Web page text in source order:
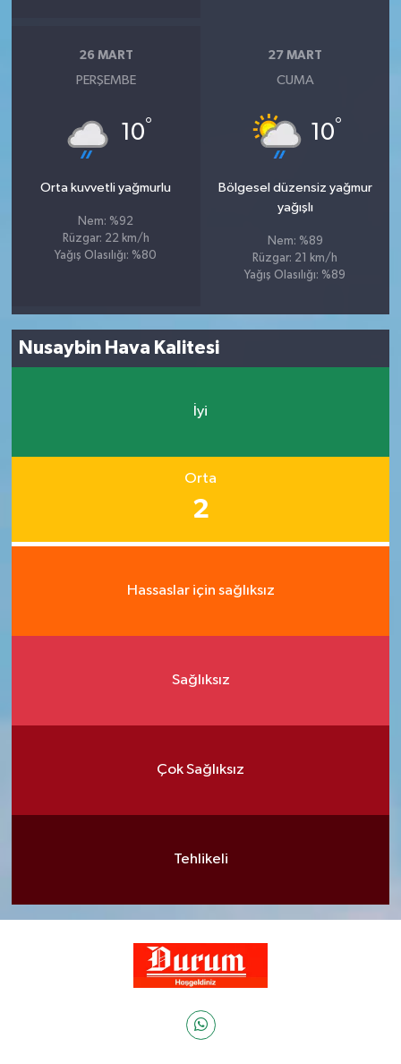
26 MART
PERŞEMBE
10°
Orta kuvvetli yağmurlu
Nem: %92
Rüzgar: 22 km/h
Yağış Olasılığı: %80
27 MART
CUMA
10°
Bölgesel düzensiz yağmur
yağışlı
Nem: %89
Rüzgar: 21 km/h
Yağış Olasılığı: %89
Nusaybin Hava Kalitesi
İyi
Orta
2
Hassaslar için sağlıksız
Sağlıksız
Çok Sağlıksız
Tehlikeli